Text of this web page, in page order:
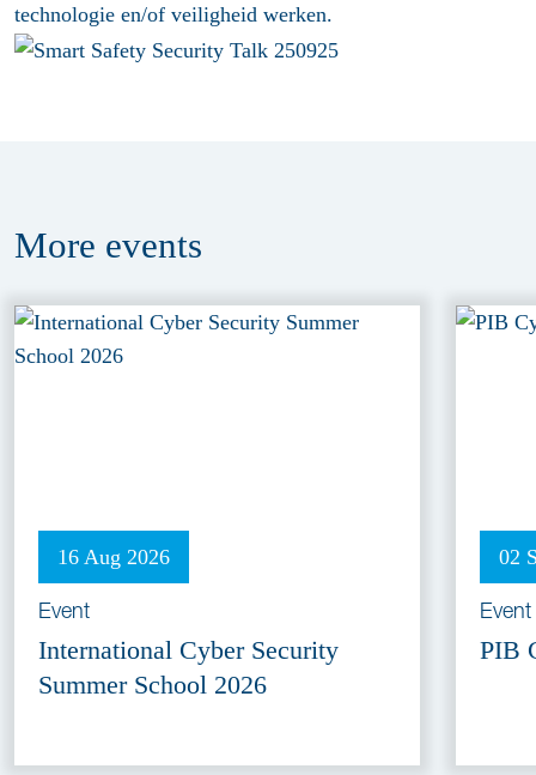
technologie en/of veiligheid werken.
More events
16 Aug 2026
Event
International Cyber Security
Summer School 2026
02
Event
PIB